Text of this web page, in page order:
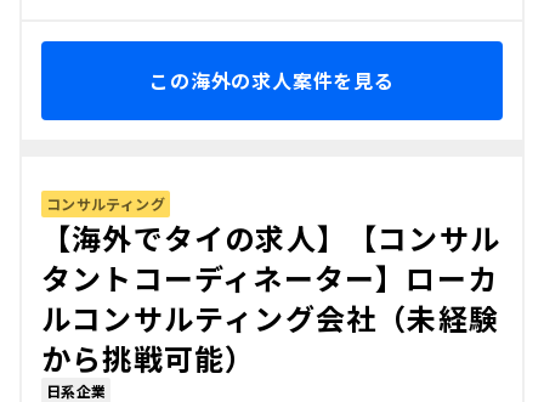
この海外の求人案件を見る
コンサルティング
【海外でタイの求人】【コンサル
タントコーディネーター】ローカ
ルコンサルティング会社（未経験
から挑戦可能）
日系企業